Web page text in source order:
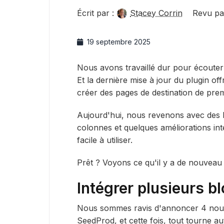
Écrit par : Stacey Corrin Revu
19 septembre 2025
Nous avons travaillé dur pour
Et la dernière mise à jour du plugin
créer des pages de destination de
Aujourd'hui, nous revenons avec des
colonnes et quelques améliorations
facile à utiliser.
Prêt ? Voyons ce qu'il y a de
Intégrer plusieurs
Nous sommes ravis d'annoncer 4
SeedProd, et cette fois, tout tourne